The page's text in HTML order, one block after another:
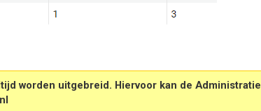
worden uitgebreid. Hiervoor kan de Administratie